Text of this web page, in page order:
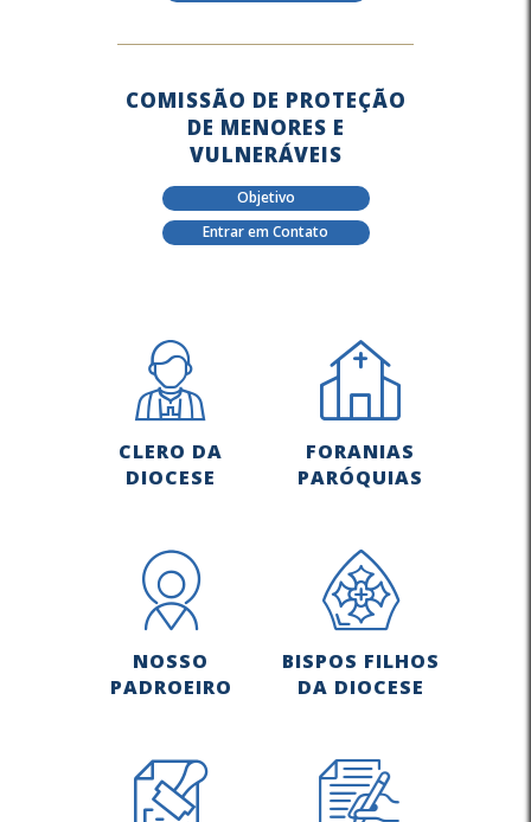
COMISSÃO DE PROTEÇÃO
DE MENORES E
VULNERÁVEIS
Objetivo
Entrar em Contato
CLERO DA
DIOCESE
FORANIAS
PARÓQUIAS
NOSSO
PADROEIRO
BISPOS FILHOS
DA DIOCESE